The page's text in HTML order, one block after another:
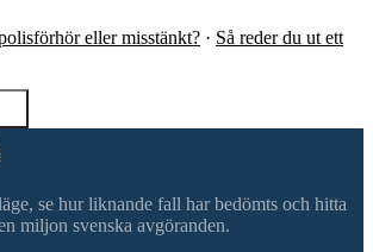
eller misstänkt? · Så reder du ut ett
se hur liknande fall har bedömts och hitta
miljon svenska avgöranden.